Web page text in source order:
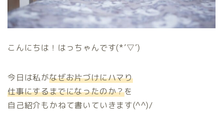
こんにちは！はっちゃんです(*’▽’)
今日は私がなぜお片づけにハマり
仕事にするまでになったのか？を
自己紹介もかねて書いていきます(^^)/